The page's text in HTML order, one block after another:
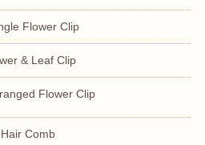
Flower Clip
& Leaf Clip
Flower Clip
Comb